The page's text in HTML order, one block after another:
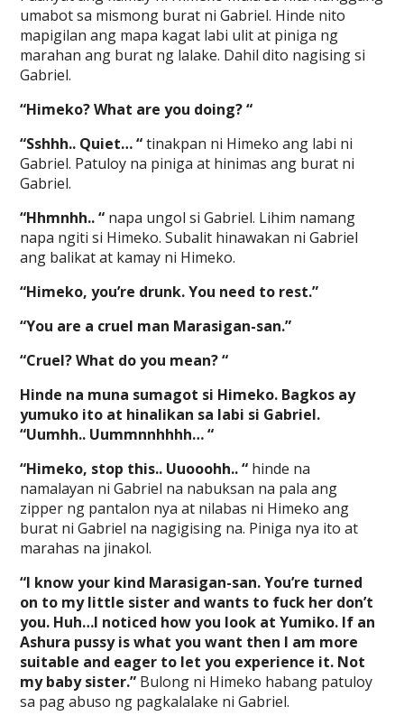
umabot sa mismong burat ni Gabriel. Hinde nito
mapigilan ang mapa kagat labi ulit at piniga ng
marahan ang burat ng lalake. Dahil dito nagising si
Gabriel.
“Himeko? What are you doing? “
“Sshhh.. Quiet… “tinakpan ni Himeko ang labi ni
Gabriel. Patuloy na piniga at hinimas ang burat ni
Gabriel.
“Hhmnhh.. “ napa ungol si Gabriel. Lihim namang
napa ngiti si Himeko. Subalit hinawakan ni Gabriel
ang balikat at kamay ni Himeko.
“Himeko, you’re drunk. You need to rest.”
“You are a cruel man Marasigan-san.”
“Cruel? What do you mean? “
Hinde na muna sumagot si Himeko. Bagkos ay
yumuko ito at hinalikan sa labi si Gabriel.
“Uumhh.. Uummnnhhhh… “
“Himeko, stop this.. Uuooohh.. “ hinde na
namalayan ni Gabriel na nabuksan na pala ang
zipper ng pantalon nya at nilabas ni Himeko ang
burat ni Gabriel na nagigising na. Piniga nya ito at
marahas na jinakol.
“I know your kind Marasigan-san. You’re turned
on to my little sister and wants to fuck her don’t
you. Huh…I noticed how you look at Yumiko. If an
Ashura pussy is what you want then I am more
suitable and eager to let you experience it. Not
my baby sister.” Bulong ni Himeko habang patuloy
sa pag abuso ng pagkalalake ni Gabriel.